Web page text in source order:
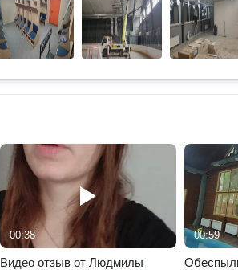
00:38
Видео отзыв от Людмилы
00:59